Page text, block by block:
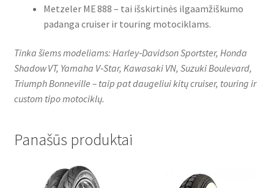
Metzeler ME 888 – tai išskirtinės ilgaamžiškumo
padanga cruiser ir touring motociklams.
Tinka šiems modeliams: Harley‑Davidson Sportster, Honda
Shadow VT, Yamaha V‑Star, Kawasaki VN, Suzuki Boulevard,
Triumph Bonneville – taip pat daugeliui kitų cruiser, touring ir
custom tipo motociklų.
Panašūs produktai